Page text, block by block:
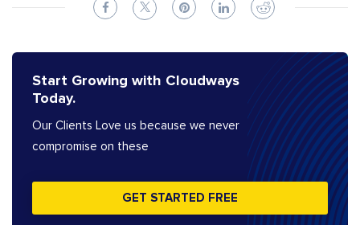
Start Growing with Cloudways
Today.
Our Clients Love us because we never
compromise on these
GET STARTED FREE